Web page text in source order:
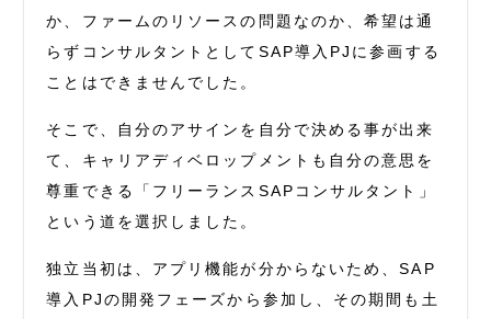
か、ファームのリソースの問題なのか、希望は通
らずコンサルタントとしてSAP導入PJに参画する
ことはできませんでした。
そこで、自分のアサインを自分で決める事が出来
て、キャリアディベロップメントも自分の意思を
尊重できる「フリーランスSAPコンサルタント」
という道を選択しました。
独立当初は、アプリ機能が分からないため、SAP
導入PJの開発フェーズから参加し、その期間も土